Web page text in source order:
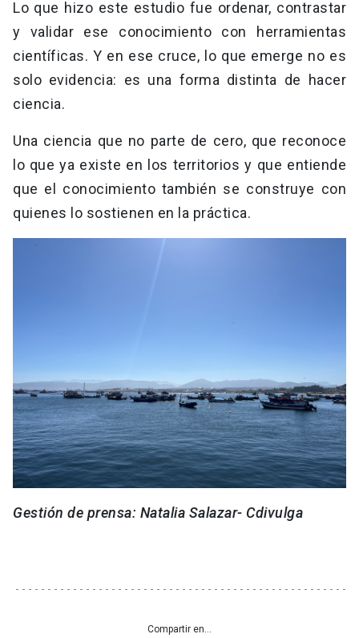
Lo que hizo este estudio fue ordenar, contrastar
y validar ese conocimiento con herramientas
científicas. Y en ese cruce, lo que emerge no es
solo evidencia: es una forma distinta de hacer
ciencia.
Una ciencia que no parte de cero, que reconoce
lo que ya existe en los territorios y que entiende
que el conocimiento también se construye con
quienes lo sostienen en la práctica.
Gestión de prensa: Natalia Salazar- Cdivulga
Compartir en...